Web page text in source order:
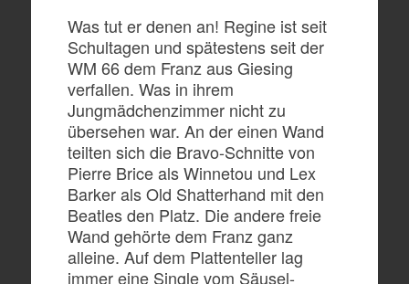
Was tut er denen an! Regine ist seit
Schultagen und spätestens seit der
WM 66 dem Franz aus Giesing
verfallen. Was in ihrem
Jungmädchenzimmer nicht zu
übersehen war. An der einen Wand
teilten sich die Bravo-Schnitte von
Pierre Brice als Winnetou und Lex
Barker als Old Shatterhand mit den
Beatles den Platz. Die andere freie
Wand gehörte dem Franz ganz
alleine. Auf dem Plattenteller lag
immer eine Single vom Säusel-